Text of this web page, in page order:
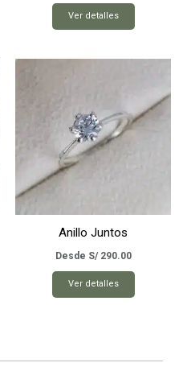
Ver detalles
Este
producto
múltiples
opciones
se
Anillo Juntos
Desde S/290.00
Ver detalles
Este
producto
Las